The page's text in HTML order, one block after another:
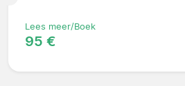
Lees meer/Boek
95 €